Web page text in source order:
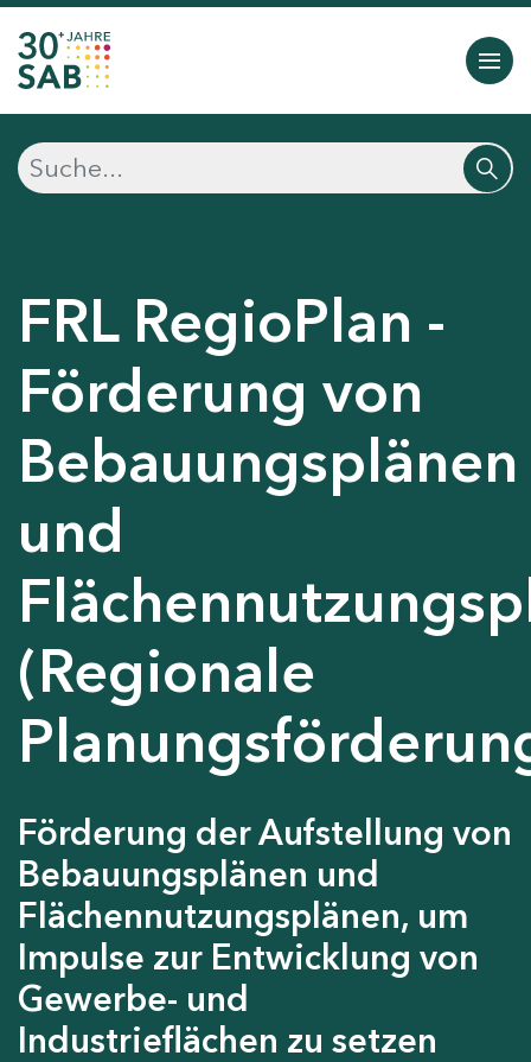
FRL RegioPlan -
Förderung von
Bebauungsplänen
und
(Regionale
Förderung der Aufstellung von
Bebauungsplänen und
Flächennutzungsplänen, um
Impulse zur Entwicklung von
Gewerbe- und
Industrieflächen zu setzen